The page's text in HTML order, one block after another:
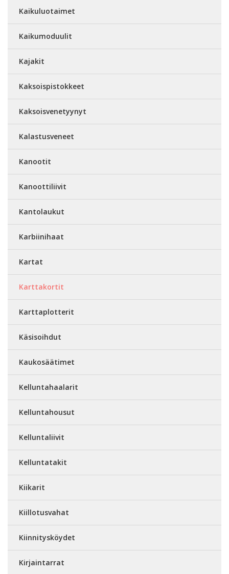
Kaikuluotaimet
Kaikumoduulit
Kajakit
Kaksoispistokkeet
Kaksoisvenetyynyt
Kalastusveneet
Kanootit
Kanoottiliivit
Kantolaukut
Karbiinihaat
Kartat
Karttakortit
Karttaplotterit
Käsisoihdut
Kaukosäätimet
Kelluntahaalarit
Kelluntahousut
Kelluntaliivit
Kelluntatakit
Kiikarit
Kiillotusvahat
Kiinnitysköydet
Kirjaintarrat